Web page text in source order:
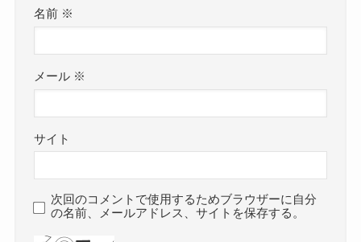
名前 ※
メール ※
サイト
次回のコメントで使用するためブラウザーに自分
の名前、メールアドレス、サイトを保存する。